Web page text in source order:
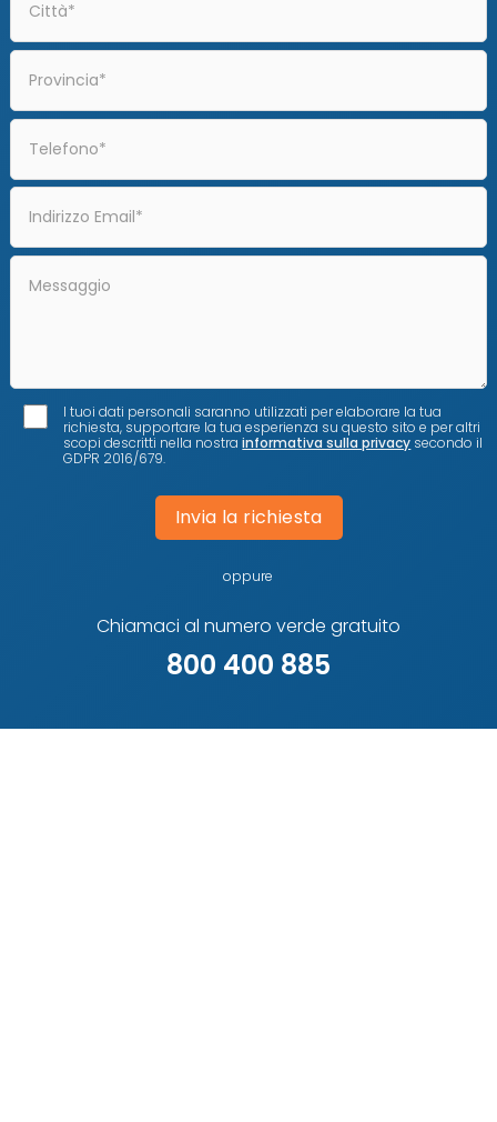
I tuoi dati personali saranno utilizzati per elaborare la tua
richiesta, supportare la tua esperienza su questo sito e per altri
scopi descritti nella nostrainformativa sulla privacy secondo il
GDPR 2016/679.
Invia la richiesta
oppure
Chiamaci al numero verde gratuito
800 400 885